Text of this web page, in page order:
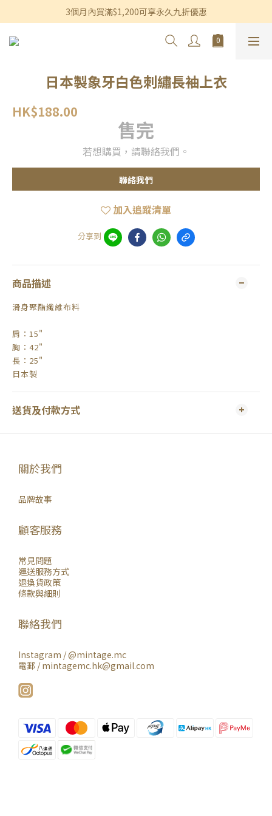
香港及澳門訂單滿$600即享免運費優惠
3個月內買滿$1,200可享永久九折優惠
香港及澳門訂單滿$600即享免運費優惠
日本製象牙白色刺繡長袖上衣
HK$188.00
售完
若想購買，請聯絡我們。
聯絡我們
加入追蹤清單
分享到
商品描述
滑身聚酯纖維布料
肩：15"
胸：42"
長：25"
日本製
送貨及付款方式
關於我們
品牌故事
顧客服務
常見問題
運送服務方式
退換貨政策
條款與細則
聯絡我們
Instagram /@mintage.mc
電郵 / mintagemc.hk@gmail.com